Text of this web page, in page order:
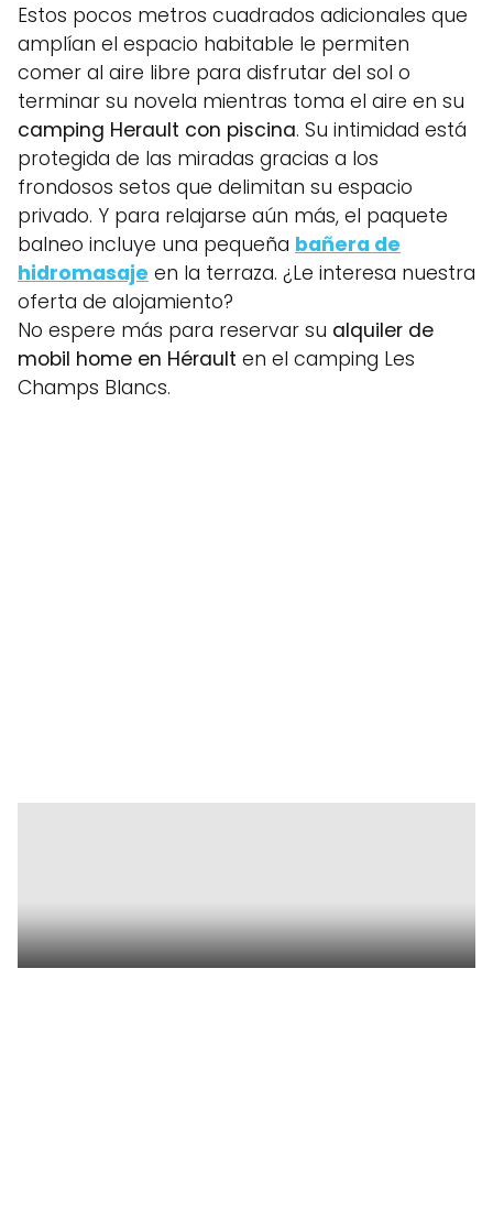
Estos pocos metros cuadrados adicionales que
amplían el espacio habitable le permiten
comer al aire libre para disfrutar del sol o
terminar su novela mientras toma el aire en su
camping Herault con piscina. Su intimidad está
protegida de las miradas gracias a los
frondosos setos que delimitan su espacio
privado. Y para relajarse aún más, el paquete
balneo incluye una pequeña bañera de
hidromasaje en la terraza. ¿Le interesa nuestra
oferta de alojamiento?
No espere más para reservar su alquiler de
mobil home en Hérault en el camping Les
Champs Blancs.